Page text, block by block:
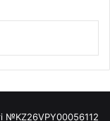
№KZ26VPY00056112